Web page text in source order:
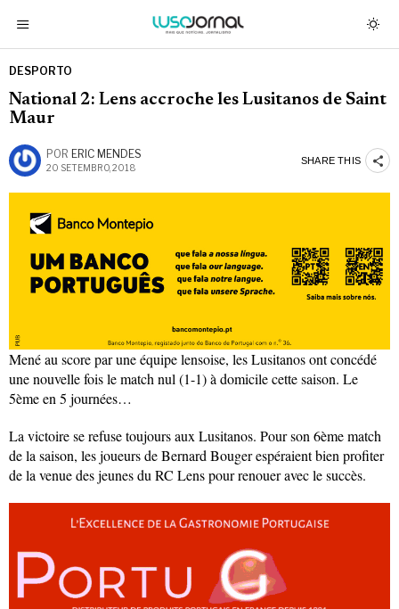
DESPORTO
National 2: Lens accroche les Lusitanos de Saint
Maur
POR ERIC MENDES
20 SETEMBRO, 2018
SHARE THIS
Mené au score par une équipe lensoise, les Lusitanos ont concédé
une nouvelle fois le match nul (1-1) à domicile cette saison. Le
5ème en 5 journées…
La victoire se refuse toujours aux Lusitanos. Pour son 6ème match
de la saison, les joueurs de Bernard Bouger espéraient bien profiter
de la venue des jeunes du RC Lens pour renouer avec le succès.